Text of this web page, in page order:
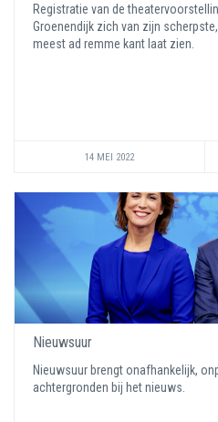
Registratie van de
Groenendijk zich van zijn
meest ad remme kant laat zien.
14 MEI 2022
Nieuwsuur
Nieuwsuur brengt onafhankelijk,
achtergronden bij het nieuws.